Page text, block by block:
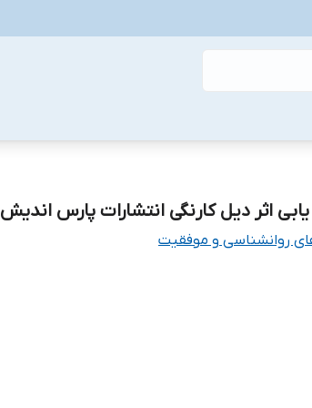
اثر دیل کارنگی انتشارات پارس اندیش
روانشناسی و موفقیت